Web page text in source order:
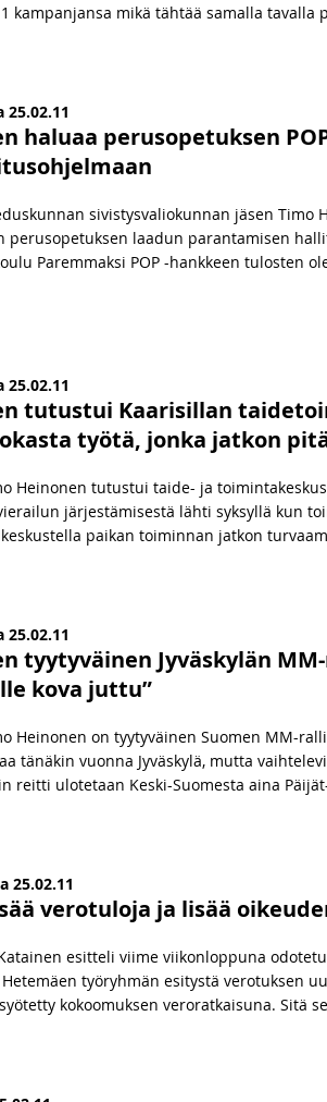
kampanjansa mikä tähtää samalla tavalla
haluaa perusopetuksen
sivistysvaliokunnan jäsen Timo
perusopetuksen laadun parantamisen
Paremmaksi POP -hankkeen tulosten
tutustui Kaarisillan
työtä, jonka jatkon
Heinonen tutustui taide- ja
järjestämisestä lähti syksyllä kun
paikan toiminnan jatkon
tyytyväinen Jyväskylän
kova juttu”
Heinonen on tyytyväinen Suomen MM-
tänäkin vuonna Jyväskylä, mutta
reitti ulotetaan Keski-Suomesta aina
25.02.11
verotuloja ja lisää
esitteli viime viikonloppuna
työryhmän esitystä verotuksen
kokoomuksen veroratkaisuna. Sitä